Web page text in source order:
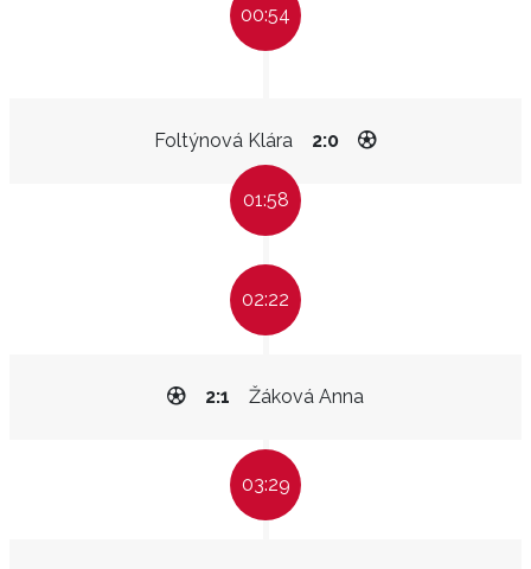
00:54
Foltýnová Klára 2:0
01:58
02:22
Žáková Anna
2:1
03:29